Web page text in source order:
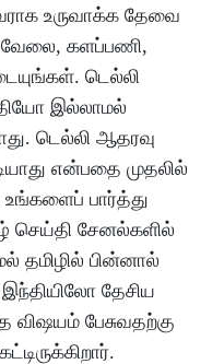
உருவாக்க தேவை
வேலை, களப்பணி,
டெல்லி
இல்லாமல்
டெல்லி ஆதரவு
என்பதை முதலில்
பார்த்து
செய்தி சேனல்களில்
தமிழில் பின்னால்
தேசிய
பேசுவதற்கு